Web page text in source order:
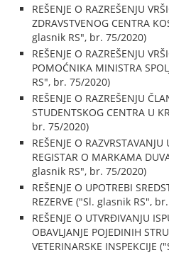
REŠENJE O RAZREŠENJU
ZDRAVSTVENOG CENTRA
glasnik RS", br. 75/2020)
REŠENJE O RAZREŠENJU
POMOĆNIKA MINISTRA
RS", br. 75/2020)
REŠENJE O RAZREŠENJU
STUDENTSKOG CENTRA U
br. 75/2020)
REŠENJE O
REGISTAR O MARKAMA
glasnik RS", br. 75/2020)
REŠENJE O UPOTREBI
REZERVE ("Sl. glasnik RS",
REŠENJE O UTVRĐIVANJU
OBAVLJANJE POJEDINIH
VETERINARSKE